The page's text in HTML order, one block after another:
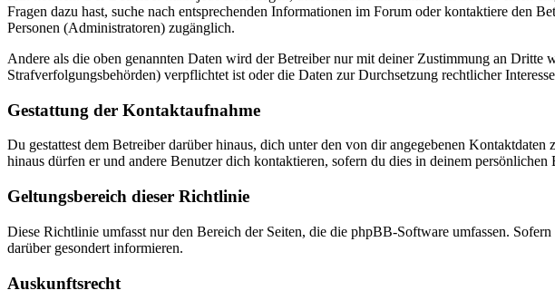
Fragen dazu hast, suche nach entsprechenden Informationen im Forum oder kontaktiere den
Personen (Administratoren) zugänglich.
Andere als die oben genannten Daten wird der Betreiber nur mit deiner Zustimmung an
Strafverfolgungsbehörden) verpflichtet ist oder die Daten zur Durchsetzung rechtlicher
Gestattung der Kontaktaufnahme
Du gestattest dem Betreiber darüber hinaus, dich unter den von dir angegebenen
hinaus dürfen er und andere Benutzer dich kontaktieren, sofern du dies in deinem persönlichen
Geltungsbereich dieser Richtlinie
Diese Richtlinie umfasst nur den Bereich der Seiten, die die phpBB-Software umfassen.
darüber gesondert informieren.
Auskunftsrecht